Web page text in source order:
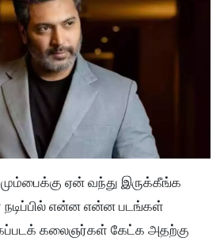
மும்பைக்கு ஏன் வந்து இருக்கீங்க
நடிப்பில் என்ன என்ன படங்கள்
கலைஞர்கள் கேட்க அதற்கு